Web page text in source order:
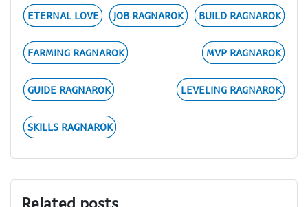
ETERNAL LOVE JOB RAGNAROK BUILD RAGNAROK
FARMING RAGNAROK MVP RAGNAROK
GUIDE RAGNAROK LEVELING RAGNAROK
SKILLS RAGNAROK
Related posts